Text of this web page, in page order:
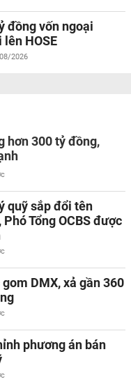
đồng vốn ngoại
HOSE
2026
hơn 300 tỷ đồng,
quỹ sắp đổi tên
Tổng OCBS được
DMX, xả gần 360
phương án bán